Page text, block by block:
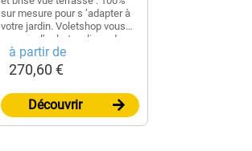
sur mesure pour s ’adapter à
votre jardin. Voletshop vous
propose l’achat en ligne de
clôtures alu et panneaux
brise-vues sur mesure. La
différence VoletShop : des
lames et poteaux déjà
prédécoupés à vos
dimensions pour vous faire
gagner un temps considérable
à partir de
270,60 €
Découvrir